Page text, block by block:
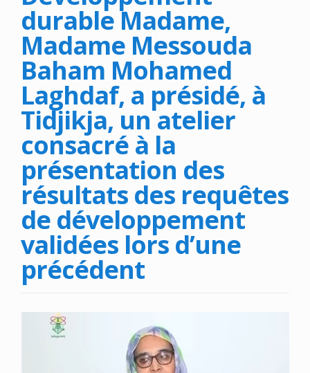
durable Madame,
Madame Messouda
Baham Mohamed
Laghdaf, a présidé, à
Tidjikja, un atelier
consacré à la
présentation des
résultats des requêtes
de développement
validées lors d’une
précédent